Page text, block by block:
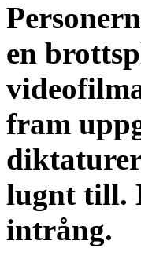
en
fram
lugnt till.
intrång.